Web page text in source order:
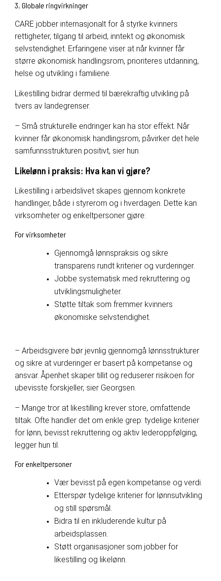
3. Globale ringvirkninger
CARE jobber internasjonalt for å styrke kvinners
rettigheter, tilgang til arbeid, inntekt og økonomisk
selvstendighet. Erfaringene viser at når kvinner får
større økonomisk handlingsrom, prioriteres utdanning,
helse og utvikling i familiene.
Likestilling bidrar dermed til bærekraftig utvikling på
tvers av landegrenser.
– Små strukturelle endringer kan ha stor effekt. Når
kvinner får økonomisk handlingsrom, påvirker det hele
samfunnsstrukturen positivt, sier hun.
Likelønn i praksis: Hva kan vi gjøre?
Likestilling i arbeidslivet skapes gjennom konkrete
handlinger, både i styrerom og i hverdagen. Dette kan
virksomheter og enkeltpersoner gjøre:
For virksomheter
Gjennomgå lønnspraksis og sikre
transparens rundt kriterier og vurderinger.
Jobbe systematisk med rekruttering og
utviklingsmuligheter.
Støtte tiltak som fremmer kvinners
økonomiske selvstendighet.
– Arbeidsgivere bør jevnlig gjennomgå lønnsstrukturer
og sikre at vurderinger er basert på kompetanse og
ansvar. Åpenhet skaper tillit og reduserer risikoen for
ubevisste forskjeller, sier Georgsen.
– Mange tror at likestilling krever store, omfattende
tiltak. Ofte handler det om enkle grep: tydelige kriterier
for lønn, bevisst rekruttering og aktiv lederoppfølging,
legger hun til.
For enkeltpersoner
Vær bevisst på egen kompetanse og verdi.
Etterspør tydelige kriterier for lønnsutvikling
og still spørsmål.
Bidra til en inkluderende kultur på
arbeidsplassen.
Støtt organisasjoner som jobber for
likestilling og likelønn.